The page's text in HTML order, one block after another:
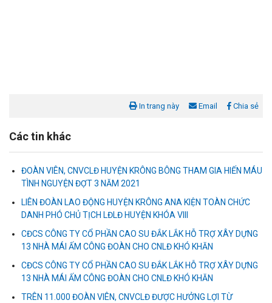
In trang này Email Chia sẻ
Các tin khác
ĐOÀN VIÊN, CNVCLĐ HUYỆN KRÔNG BÔNG THAM GIA HIẾN MÁU
TÌNH NGUYỆN ĐỢT 3 NĂM 2021
LIÊN ĐOÀN LAO ĐỘNG HUYỆN KRÔNG ANA KIỆN TOÀN CHỨC
DANH PHÓ CHỦ TỊCH LĐLĐ HUYỆN KHÓA VIII
CĐCS CÔNG TY CỔ PHẦN CAO SU ĐẮK LẮK HỖ TRỢ XÂY DỰNG
13 NHÀ MÁI ẤM CÔNG ĐOÀN CHO CNLĐ KHÓ KHĂN
CĐCS CÔNG TY CỔ PHẦN CAO SU ĐẮK LẮK HỖ TRỢ XÂY DỰNG
13 NHÀ MÁI ẤM CÔNG ĐOÀN CHO CNLĐ KHÓ KHĂN
TRÊN 11.000 ĐOÀN VIÊN, CNVCLĐ ĐƯỢC HƯỞNG LỢI TỪ